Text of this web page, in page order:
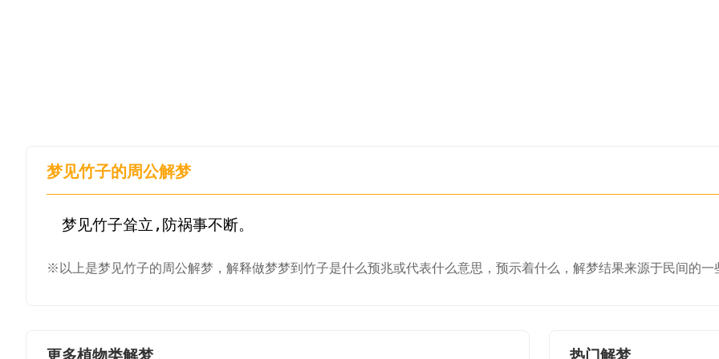
梦见竹子的周公解梦
※以上是梦见竹子的周公解梦，解释做梦梦到竹子是什么预兆或代表什么意思，预示着什么，解梦结果来源于民间的
更多植物类解梦 热门解梦